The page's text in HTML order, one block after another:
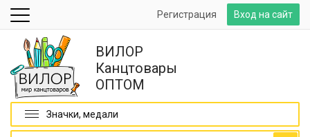
Вход на сайт
Регистрация
ВИЛОР
Канцтовары
ОПТОМ
Значки, медали